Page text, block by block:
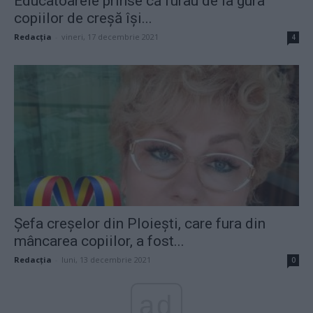
copiilor de creșă își...
Redacţia vineri, 17 decembrie 2021 4
Șefa creșelor din Ploiești, care fura din
mâncarea copiilor, a fost...
Redacţia luni, 13 decembrie 2021 0